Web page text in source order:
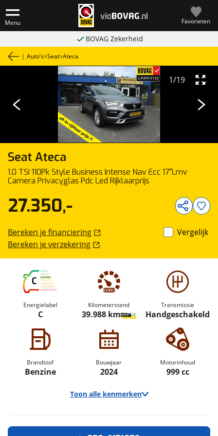
Menu Favorieten
BOVAG Zekerheid
| Auto's>Seat>Ateca
Seat Ateca
1.0 TSI 110Pk Style Business Intense Nav Ecc 17"Lmv
Camera Privacyglas Pdc Led Rijklaarprijs
1/19
C
Energielabel
C
Kilometerstand
39.988 km
Transmissie
Handgeschakeld
Brandstof
Benzine
Bouwjaar
2024
Motorinhoud
999 cc
Toon alle kenmerken
27.350,-
Bereken je financiering
Bereken je verzekering
Vergelijk